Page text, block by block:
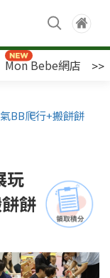
Mon Bebe網店 >>
BB爬行+搬餅餅
玩
餅